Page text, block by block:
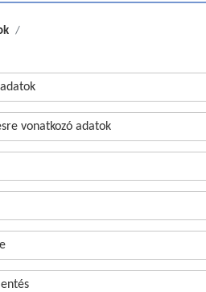
vonatkozó adatok